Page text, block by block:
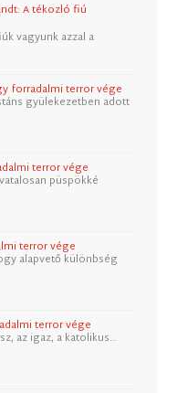
A tékozló fiú
vagyunk azzal a
forradalmi terror vége
gyülekezetben adott
terror vége
püspökké
terror vége
alapvető különbség
terror vége
az igaz, a katolikus…